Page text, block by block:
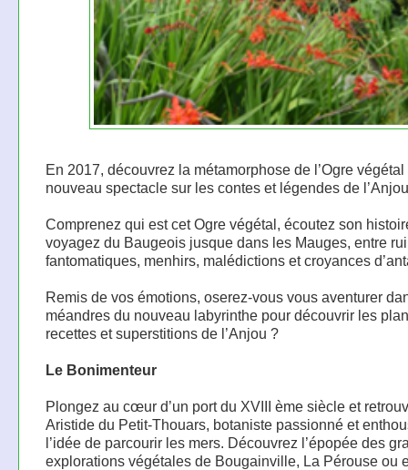
En 2017, découvrez la métamorphose de l’Ogre végétal
nouveau spectacle sur les contes et légendes de
Comprenez qui est cet Ogre végétal, écoutez son
voyagez du Baugeois jusque dans les Mauges, entre
fantomatiques, menhirs, malédictions et croyances
Remis de vos émotions, oserez-vous vous aventurer
méandres du nouveau labyrinthe pour découvrir les
recettes et superstitions de l’Anjou ?
Le Bonimenteur
Plongez au cœur d’un port du XVIII ème siècle et
Aristide du Petit-Thouars, botaniste passionné et
l’idée de parcourir les mers. Découvrez l’épopée des
explorations végétales de Bougainville, La Pérouse ou